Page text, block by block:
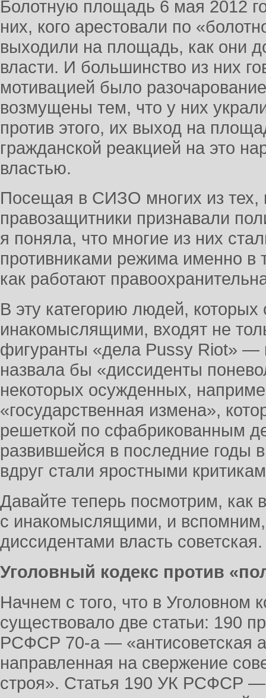
Болотную площадь 6 мая 2012
них, кого арестовали по
выходили на площадь, как они
власти. И большинство из них
мотивацией было
возмущены тем, что у них
против этого, их выход на
гражданской реакцией на это
властью.
Посещая в СИЗО многих из тех,
правозащитники признавали
я поняла, что многие из них
противниками режима именно в
как работают
В эту категорию людей,
инакомыслящими, входят не
фигуранты «дела Pussy Riot» —
назвала бы «диссиденты
некоторых осужденных,
«государственная измена»,
решеткой по сфабрикованным
развившейся в последние годы
вдруг стали яростными
Давайте теперь посмотрим, как
с инакомыслящими, и вспомним,
диссидентами власть советская.
Уголовный кодекс против
Начнем с того, что в Уголовном
существовало две статьи: 190
РСФСР 70-а — «антисоветская
направленная на свержение
строя». Статья 190 УК РСФСР —